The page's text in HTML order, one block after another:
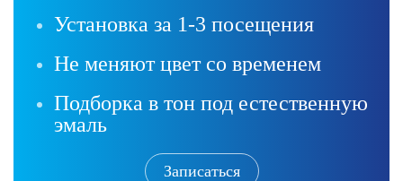
Установка за 1-3 посещения
Не меняют цвет со временем
Подборка в тон под естественную
эмаль
Записаться